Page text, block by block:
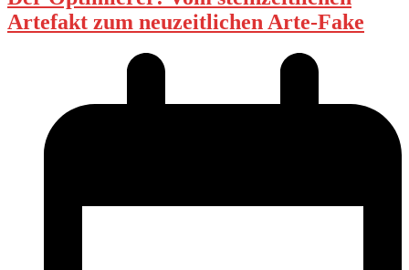
Artefakt zum neuzeitlichen Arte-Fake